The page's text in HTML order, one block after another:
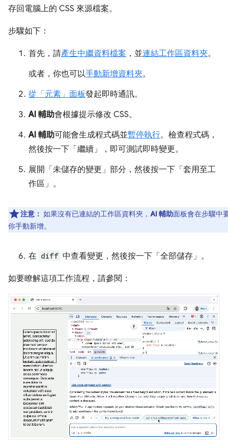
存回電腦上的 CSS 來源檔案。
步驟如下：
首先，請產生中繼資料檔案 ，並連結工作區資料夾。
或者，你也可以手動新增資料夾。
從「元素」面板發起即時通訊。
AI 輔助會根據提示修改 CSS。
AI 輔助可能會生成程式碼並暫停執行。檢查程式碼，
然後按一下「繼續」
，即可測試即時變更。
展開「未儲存的變更」 部分，然後按一下「套用至工
作區」 。
注意： 如果沒有已連結的工作區資料夾， AI 輔助面板會在步驟中
你手動新增。
在 diff 中查看變更，然後按一下「全部儲存」 。
如要瞭解這項工作流程，請參閱：